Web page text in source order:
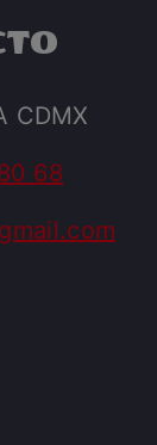
CDMX
68